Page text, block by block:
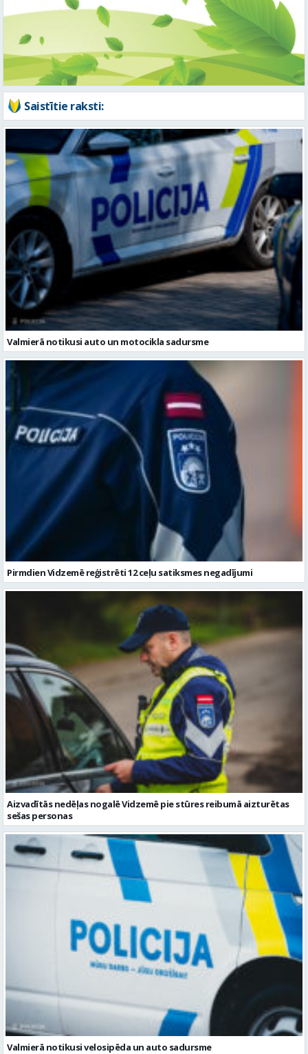
Saistītie raksti:
Valmierā notikusi auto un motocikla sadursme
Pirmdien Vidzemē reģistrēti 12 ceļu satiksmes negadījumi
Aizvadītās nedēļas nogalē Vidzemē pie stūres reibumā aizturētas
sešas personas
Valmierā notikusi velosipēda un auto sadursme